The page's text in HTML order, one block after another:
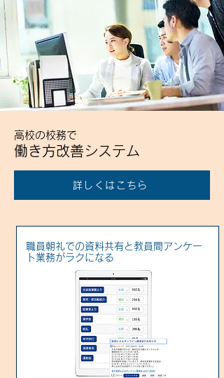
高校の校務で
働き方改善システム
詳しくはこちら
職員朝礼での資料共有と教員間アンケー
ト業務がラクになる